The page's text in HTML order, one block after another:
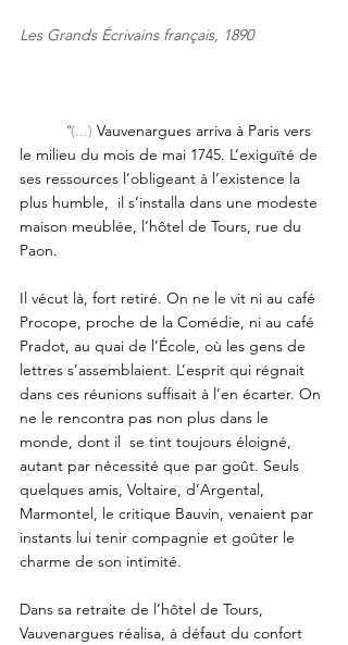
Les Grands Écrivains français, 1890
"(...) Vauvenargues arriva à Paris vers
le milieu du mois de mai 1745. L’exiguïté de
ses ressources l’obligeant à l’existence la
plus humble,  il s’installa dans une modeste
maison meublée, l’hôtel de Tours, rue du
Paon.
Il vécut là, fort retiré. On ne le vit ni au café
Procope, proche de la Comédie, ni au café
Pradot, au quai de l’École, où les gens de
lettres s’assemblaient. L’esprit qui régnait
dans ces réunions suffisait à l’en écarter. On
ne le rencontra pas non plus dans le
monde, dont il  se tint toujours éloigné,
autant par nécessité que par goût. Seuls
quelques amis, Voltaire, d’Argental,
Marmontel, le critique Bauvin, venaient par
instants lui tenir compagnie et goûter le
charme de son intimité.
Dans sa retraite de l’hôtel de Tours,
Vauvenargues réalisa, à défaut du confort